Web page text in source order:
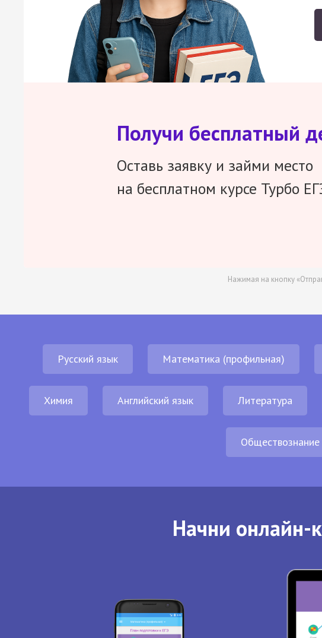
Получи бесплатный
Оставь заявку и займи место
на бесплатном курсе Турбо
Нажимая на кнопку
Русский язык Математика (профильная)
Химия Английский язык Литература
Начни онлайн-